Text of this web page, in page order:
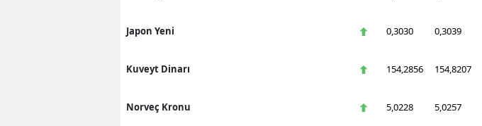
Japon Yeni 0,3030 0,3039
Kuveyt Dinarı 154,2856 154,8207
Norveç Kronu 5,0228 5,0257